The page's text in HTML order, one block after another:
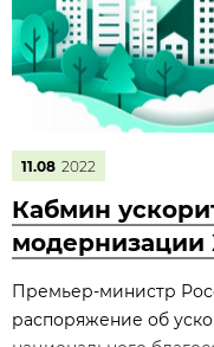
11.08 2022
Кабмин
Премьер-министр
распоряжение об